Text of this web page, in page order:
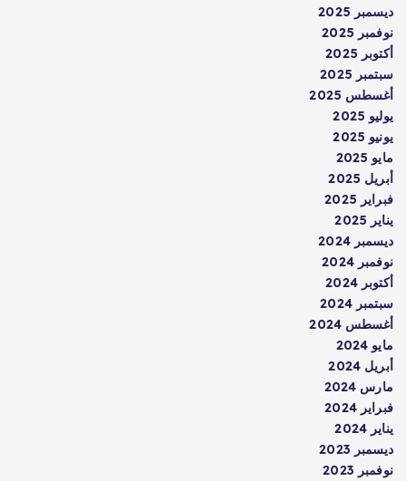
ديسمبر 2025
نوفمبر 2025
أكتوبر 2025
سبتمبر 2025
أغسطس 2025
يوليو 2025
يونيو 2025
مايو 2025
أبريل 2025
فبراير 2025
يناير 2025
ديسمبر 2024
نوفمبر 2024
أكتوبر 2024
سبتمبر 2024
أغسطس 2024
مايو 2024
أبريل 2024
مارس 2024
فبراير 2024
يناير 2024
ديسمبر 2023
نوفمبر 2023